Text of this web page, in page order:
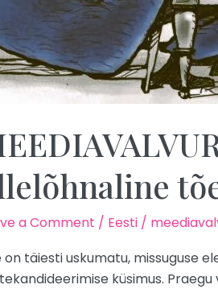
a Comment / Eesti/
on täiesti uskumatu, missuguse
küsimus.